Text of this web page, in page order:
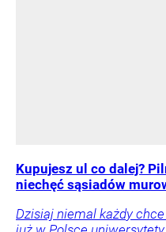
Kupujesz ul co dalej?
niechęć sąsiadów
Dzisiaj niemal każdy